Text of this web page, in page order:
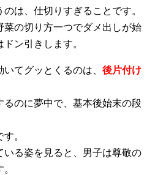
は、仕切りすぎることです。
の切り方一つでダメ出しが始
ン引きします。
てグッとくるのは、 後片付け
るのに夢中で、基本後始末の段
す。
いる姿を見ると、男子は尊敬の